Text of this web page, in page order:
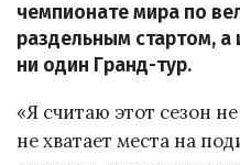
чемпионате мира по
раздельным стартом, а
ни один Гранд-тур.
«Я считаю этот сезон
не хватает места на